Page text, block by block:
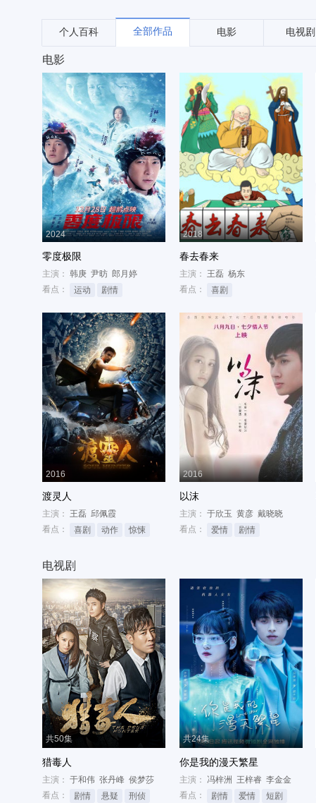
个人百科 全部作品 电影 电视剧
电影
2024
零度极限
主演： 韩庚 尹昉 郎月婷
看点：
运动 剧情
2018
春去春来
主演： 王磊 杨东
看点：
喜剧
2016
渡灵人
主演： 王磊 邱佩霞
看点：
喜剧 动作 惊悚
2016
以沫
主演： 于欣玉 黄彦 戴晓晓
看点：
爱情 剧情
电视剧
共50集
猎毒人
主演： 于和伟 张丹峰 侯梦莎
看点：
剧情 悬疑 刑侦
共24集
你是我的漫天繁星
主演： 冯梓洲 王梓睿 李金金
看点：
剧情 爱情 短剧